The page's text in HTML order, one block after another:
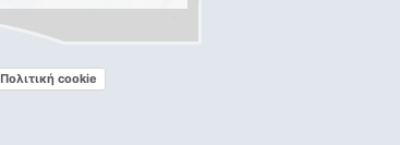
Πολιτική cookie